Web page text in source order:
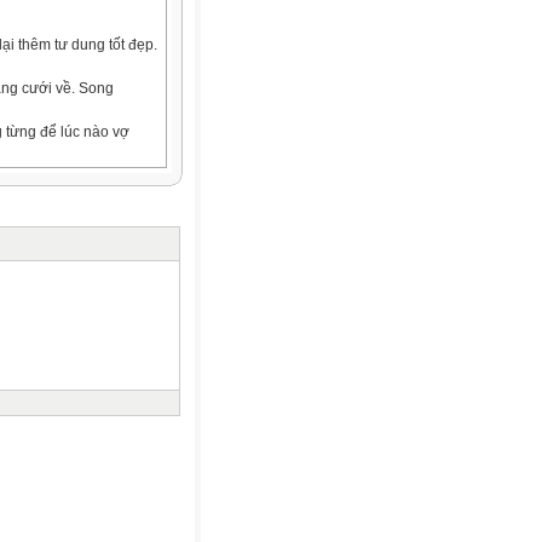
thêm tư dung tốt đẹp.
cưới về. Song
từng để lúc nào vợ
ít gặp, nhưng trong
rằng:
mặc áo gấm trở về quê